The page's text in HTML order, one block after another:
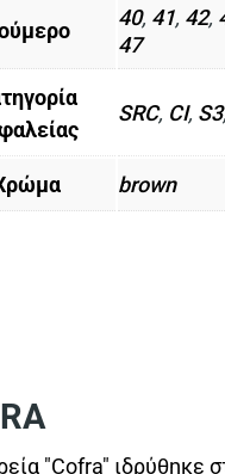
40, 41, 42,
47
SRC, CI, S3,
brown
"Cofra" ιδρύθηκε